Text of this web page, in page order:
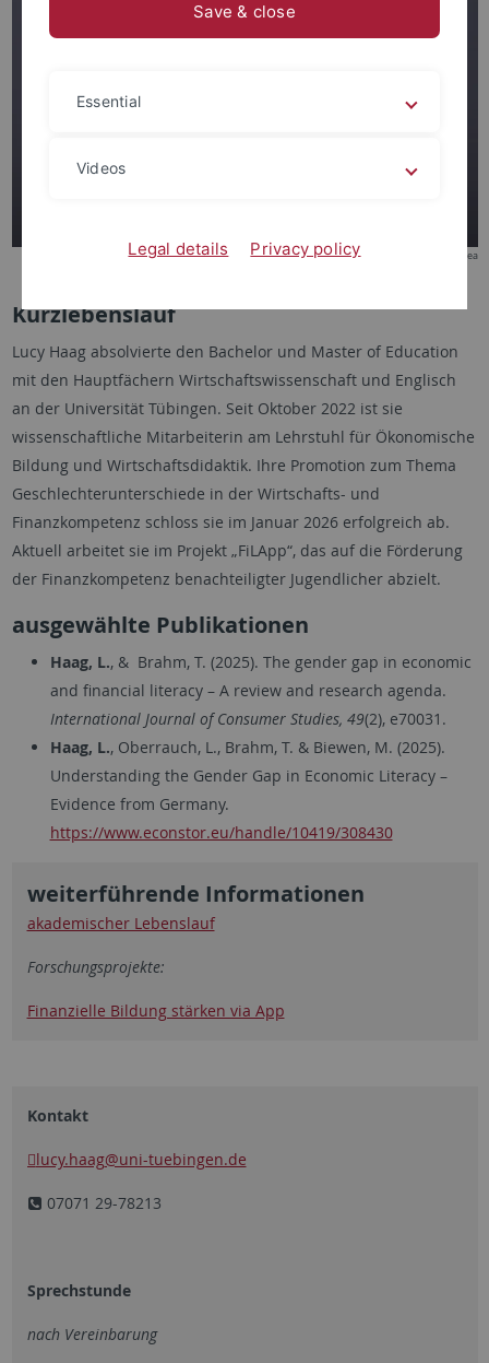
© Fotostudio Ale Zea
Kurzlebenslauf
Lucy Haag absolvierte den Bachelor und Master of Education
mit den Hauptfächern Wirtschaftswissenschaft und Englisch
an der Universität Tübingen. Seit Oktober 2022 ist sie
wissenschaftliche Mitarbeiterin am Lehrstuhl für Ökonomische
Bildung und Wirtschaftsdidaktik. Ihre Promotion zum Thema
Geschlechterunterschiede in der Wirtschafts- und
Finanzkompetenz schloss sie im Januar 2026 erfolgreich ab.
Aktuell arbeitet sie im Projekt „FiLApp“, das auf die Förderung
der Finanzkompetenz benachteiligter Jugendlicher abzielt.
ausgewählte Publikationen
Haag, L., & Brahm, T. (2025). The gender gap in economic
and financial literacy – A review and research agenda.
International Journal of Consumer Studies, 49(2), e70031.
Haag, L., Oberrauch, L., Brahm, T. & Biewen, M. (2025).
Understanding the Gender Gap in Economic Literacy –
Evidence from Germany.
https://www.econstor.eu/handle/10419/308430
weiterführende Informationen
akademischer Lebenslauf
Forschungsprojekte:
Finanzielle Bildung stärken via App
Kontakt
lucy.haag@uni-tuebingen.de
07071 29-78213
Sprechstunde
nach Vereinbarung
Save & close
Essential
Videos
Legal details Privacy policy